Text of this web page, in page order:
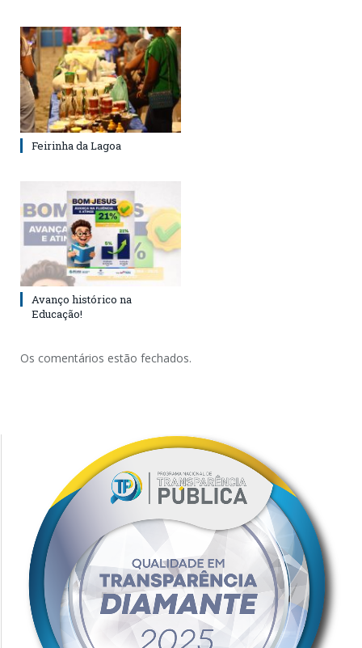
Feirinha da Lagoa
Avanço histórico na
Educação!
Os comentários estão fechados.